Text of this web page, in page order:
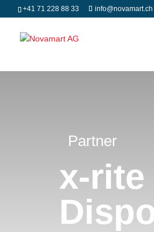
+41 71 228 88 33 info@novamart.ch
Partner
x-rite